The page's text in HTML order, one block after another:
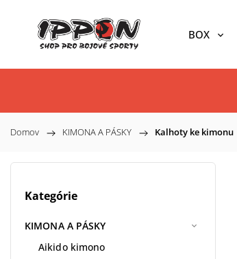
BOX
Domov / KIMONA A PÁSKY / Kalhoty ke kimonu
Kategórie
KIMONA A PÁSKY
Aikido kimono